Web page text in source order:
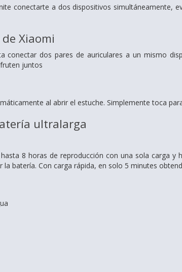
conectarte a dos dispositivos simultáneamente,
Xiaomi
conectar dos pares de auriculares a un mismo
juntos
al abrir el estuche. Simplemente toca
ultralarga
8 horas de reproducción con una sola carga
la batería. Con carga rápida, en solo 5 minutes